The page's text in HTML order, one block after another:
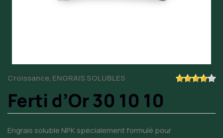
CroissanceENGRAIS SOLUBLES
Ferti d’Or 30 10 10
Engrais soluble NPK spécialement formulé pour